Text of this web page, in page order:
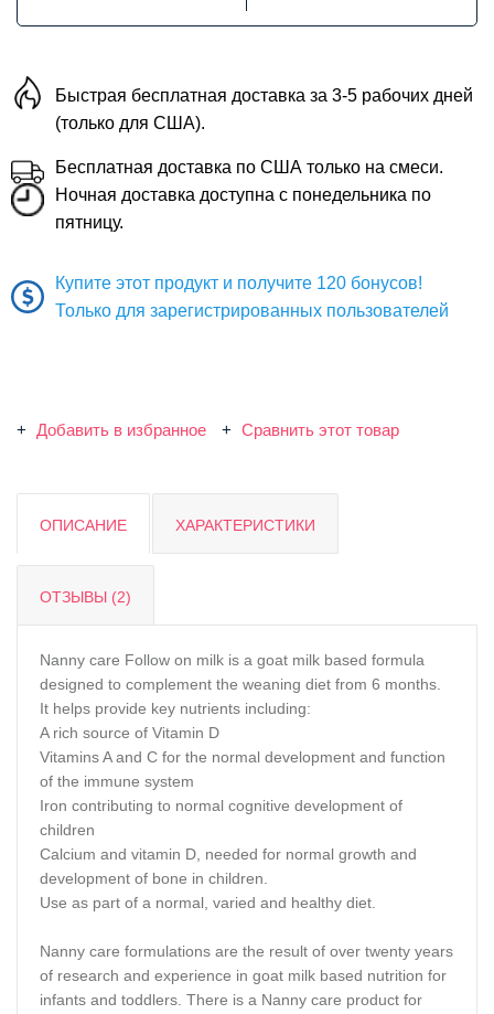
Быстрая бесплатная доставка за 3-5 рабочих дней
(только для США).
Бесплатная доставка по США только на смеси.
Ночная доставка доступна с понедельника по
пятницу.
Купите этот продукт и получите 120 бонусов!
Только для зарегистрированных пользователей
Добавить в избранное Сравнить этот товар
ОПИСАНИЕ ХАРАКТЕРИСТИКИ
ОТЗЫВЫ (2)
Nanny care Follow on milk is a goat milk based formula
designed to complement the weaning diet from 6 months.
It helps provide key nutrients including:
A rich source of Vitamin D
Vitamins A and C for the normal development and function
of the immune system
Iron contributing to normal cognitive development of
children
Calcium and vitamin D, needed for normal growth and
development of bone in children.
Use as part of a normal, varied and healthy diet.
Nanny care formulations are the result of over twenty years
of research and experience in goat milk based nutrition for
infants and toddlers. There is a Nanny care product for